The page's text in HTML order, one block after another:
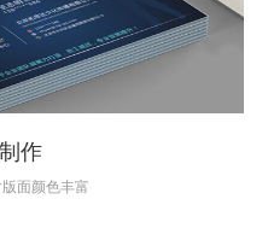
作
面颜色丰富